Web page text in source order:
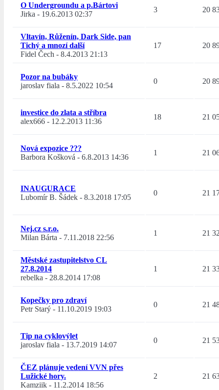
O Undergroundu a p.Bártovi
Jirka - 19.6.2013 02:37
3 20
Vltavín, Růženín, Dark Side, pan
Tichý a mnozí další
Fidel Čech - 8.4.2013 21:13
17 20
Pozor na bubáky
jaroslav fiala - 8.5.2022 10:54
0 20
investice do zlata a stříbra
alex666 - 12.2.2013 11:36
18 21
Nová expozice ???
Barbora Košková - 6.8.2013 14:36
1 21
INAUGURACE
Lubomír B. Šádek - 8.3.2018 17:05
0 21
Nej.cz s.r.o.
Milan Bárta - 7.11.2018 22:56
1 21
Městské zastupitelstvo CL
27.8.2014
rebelka - 28.8.2014 17:08
1 21
Kopečky pro zdraví
Petr Starý - 11.10.2019 19:03
0 21
Tip na cyklovýlet
jaroslav fiala - 13.7.2019 14:07
0 21
ČEZ plánuje vedení VVN přes
Lužické hory.
Kamziik - 11.2.2014 18:56
2 21